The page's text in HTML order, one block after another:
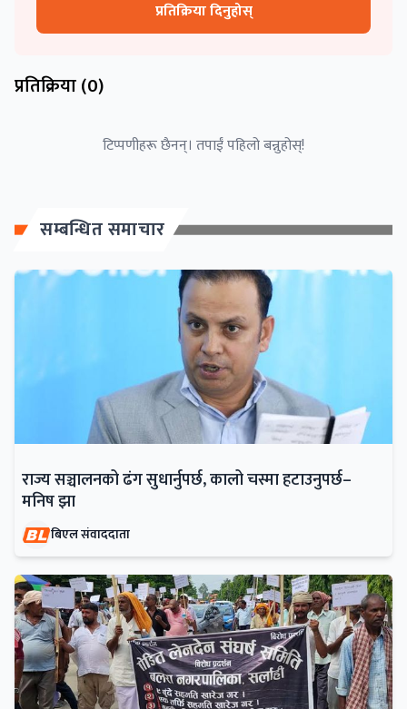
प्रतिक्रिया दिनुहोस्
प्रतिक्रिया (0)
टिप्पणीहरू छैनन्। तपाईं पहिलो बन्नुहोस्!
सम्बन्धित समाचार
राज्य सञ्चालनको ढंग सुधार्नुपर्छ, कालो चस्मा हटाउनुपर्छ–
मनिष झा
बिएल संवाददाता